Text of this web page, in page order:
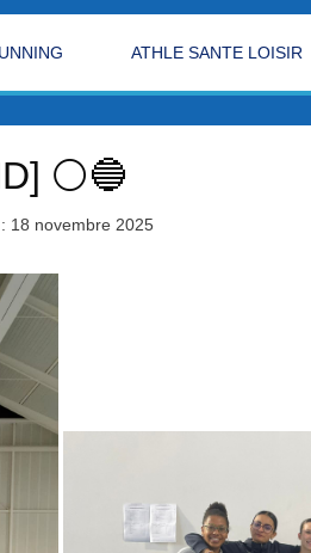
ATHLE SANTE LOISIR
⚪🔵
18 novembre 2025